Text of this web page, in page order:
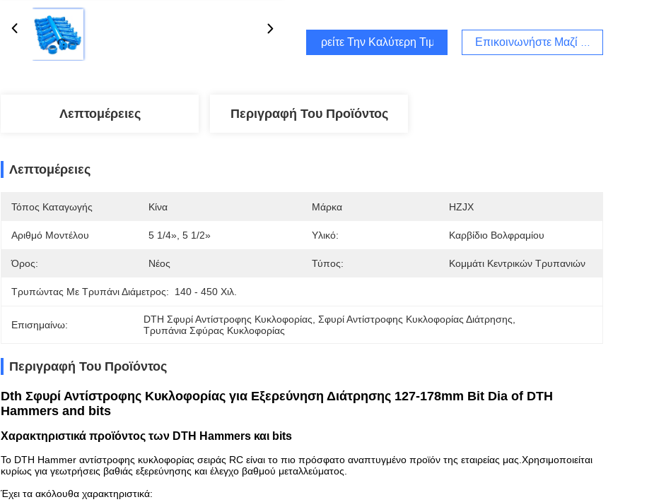
Βρείτε Την Καλύτερη Τιμή Επικοινωνήστε Μαζί Μας
Λεπτομέρειες Περιγραφή Του Προϊόντος
Λεπτομέρειες
Τόπος Καταγωγής Κίνα Μάρκα HZJX
Αριθμό Μοντέλου 5 1/4», 5 1/2» Υλικό: Καρβίδιο Βολφραμίου
Όρος: Νέος Τύπος: Κομμάτι Κεντρικών Τρυπανιών
Τρυπώντας Με Τρυπάνι Διάμετρος: 140 - 450 Χιλ.
Επισημαίνω: DTH Σφυρί Αντίστροφης Κυκλοφορίας , Σφυρί Αντίστροφης Κυκλοφορίας Διάτρησης
Τρυπάνια Σφύρας Κυκλοφορίας
Περιγραφή Του Προϊόντος
Dth Σφυρί Αντίστροφης Κυκλοφορίας για Εξερεύνηση Διάτρησης 127-178mm Bit Dia of DTH
Hammers and bits
Χαρακτηριστικά προϊόντος των DTH Hammers και bits
Το DTH Hammer αντίστροφης κυκλοφορίας σειράς RC είναι το πιο πρόσφατο αναπτυγμένο προϊόν της εταιρείας μας.Χρησιμοποιείται
κυρίως για γεωτρήσεις βαθιάς εξερεύνησης και έλεγχο βαθμού μεταλλεύματος.
Έχει τα ακόλουθα χαρακτηριστικά: